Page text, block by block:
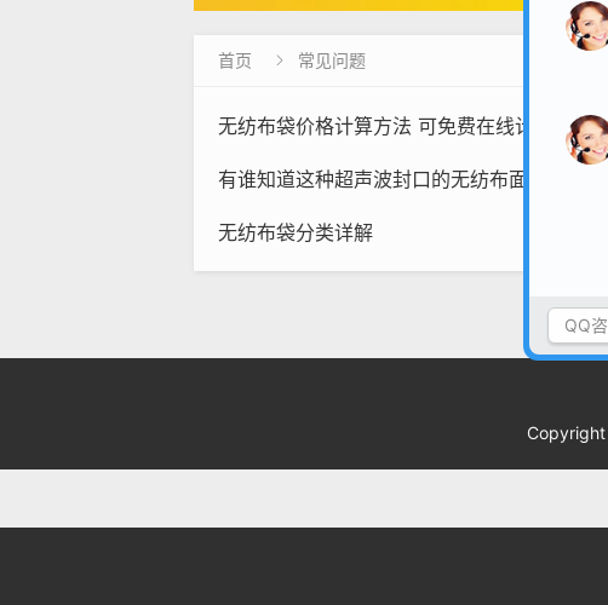
首页  常见问题
无纺布袋价格计算方法 可免费在线计算
有谁知道这种超声波封口的无纺布面粉袋怎样
无纺布袋分类详解
QQ